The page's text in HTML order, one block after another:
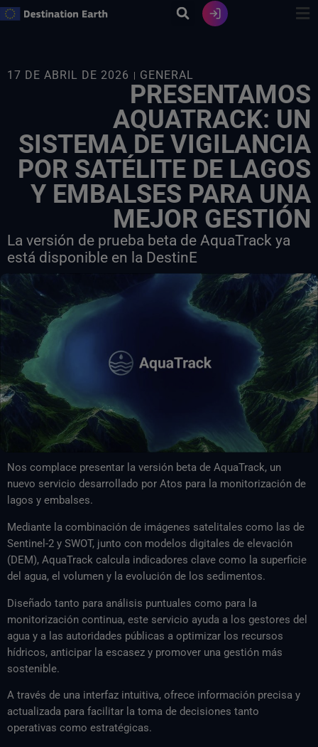
Ir
17 DE ABRIL DE 2026 GENERAL
PRESENTAMOS
AQUATRACK: UN
SISTEMA DE VIGILANCIA
POR SATÉLITE DE LAGOS
Y EMBALSES PARA UNA
MEJOR GESTIÓN
La versión de prueba beta de AquaTrack ya
está disponible en la DestinE
Nos complace presentar la versión beta de AquaTrack, un
nuevo servicio desarrollado por Atos para la monitorización de
lagos y embalses.
Mediante la combinación de imágenes satelitales como las de
Sentinel-2 y SWOT, junto con modelos digitales de elevación
(DEM), AquaTrack calcula indicadores clave como la superficie
del agua, el volumen y la evolución de los sedimentos.
Diseñado tanto para análisis puntuales como para la
monitorización continua, este servicio ayuda a los gestores del
agua y a las autoridades públicas a optimizar los recursos
hídricos, anticipar la escasez y promover una gestión más
sostenible.
A través de una interfaz intuitiva, ofrece información precisa y
actualizada para facilitar la toma de decisiones tanto
operativas como estratégicas.